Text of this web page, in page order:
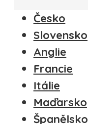
Česko
Slovensko
Anglie
Francie
Itálie
Maďarsko
Španělsko